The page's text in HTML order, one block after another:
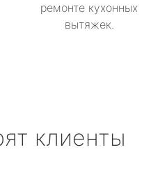
ремонте кухонных
вытяжек.
клиенты